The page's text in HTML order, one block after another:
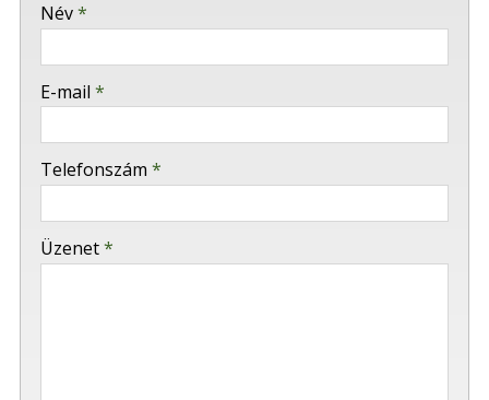
-
Név*
E-mail *
Telefonszám *
Üzenet*